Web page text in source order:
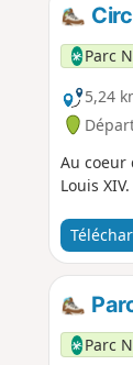
Parc
5,24
Au coeur
Louis XIV.
Parc